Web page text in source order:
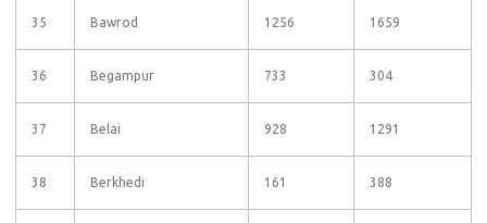
35 Bawrod 1256 1659
36 Begampur 733 304
37 Belai 928 1291
38 Berkhedi 161 388